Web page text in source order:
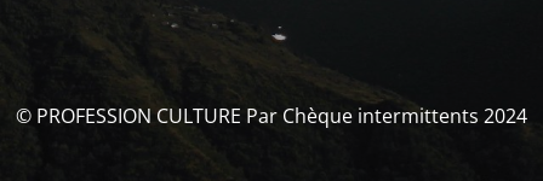
© PROFESSION CULTURE Par Chèque intermittents 2024